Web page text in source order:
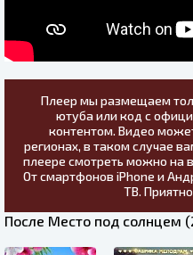
Плеер мы размещаем
ютуба или код с
контентом. Видео
регионах, в таком случае
плеере смотреть можно на
От смартфонов iPhone и
ТВ.
После Место под солнцем